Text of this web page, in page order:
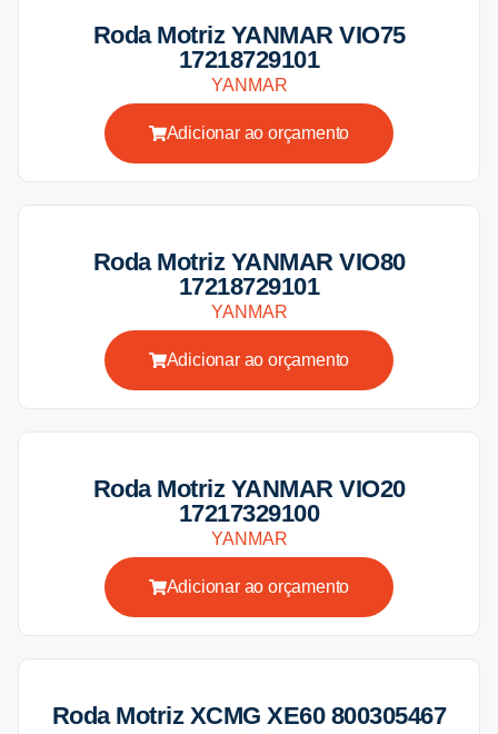
Roda Motriz YANMAR VIO75
17218729101
YANMAR
Adicionar ao orçamento
Roda Motriz YANMAR VIO80
17218729101
YANMAR
Adicionar ao orçamento
Roda Motriz YANMAR VIO20
17217329100
YANMAR
Adicionar ao orçamento
Roda Motriz XCMG XE60 800305467